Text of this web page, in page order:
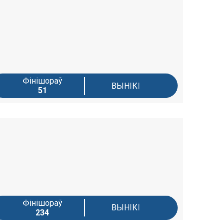
Фінішораў
51
ВЫНІКІ
Фінішораў
234
ВЫНІКІ